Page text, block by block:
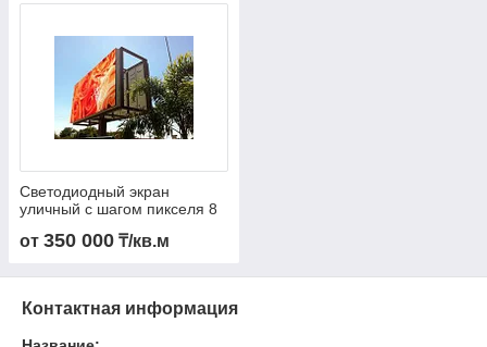
Cветодиодный экран
уличный с шагом пикселя 8
от 350 000 ₸/кв.м
Контактная информация